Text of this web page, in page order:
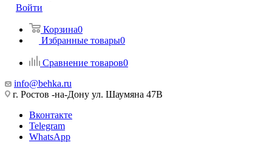
Войти
Корзина0
Избранные товары0
Сравнение товаров0
info@behka.ru
г. Ростов -на-Дону ул. Шаумяна 47В
Вконтакте
Telegram
WhatsApp